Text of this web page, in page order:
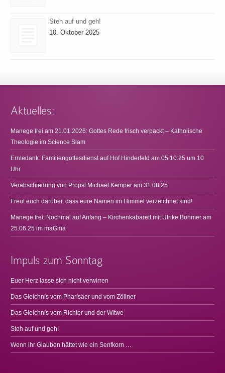
Steh auf und geh!
10. Oktober 2025
Aktuelles:
Manege frei am 21.01.2026: Gottes Rede frisch verpackt – Katholische
Theologie im Science Slam
Erntedank: Familiengottesdienst auf Hof Hinderfeld am 05.10.25 um 10
Uhr
Verabschiedung von Propst Michael Kemper am 31.08.25
Freut euch darüber, dass eure Namen im Himmel verzeichnet sind!
Manege frei: Nochmal auf Anfang – Kirchenkabarett mit Ulrike Böhmer am
25.06.25 im maGma
Impuls zum Sonntag
Euer Herz lasse sich nicht verwirren
Das Gleichnis vom Pharisäer und vom Zöllner
Das Gleichnis vom Richter und der Witwe
Steh auf und geh!
Wenn ihr Glauben hättet wie ein Senfkorn …